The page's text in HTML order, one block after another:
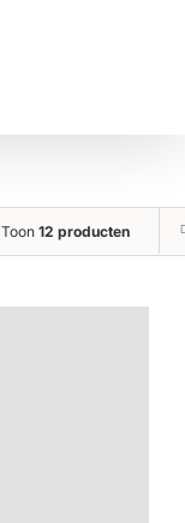
Toon 12 producten